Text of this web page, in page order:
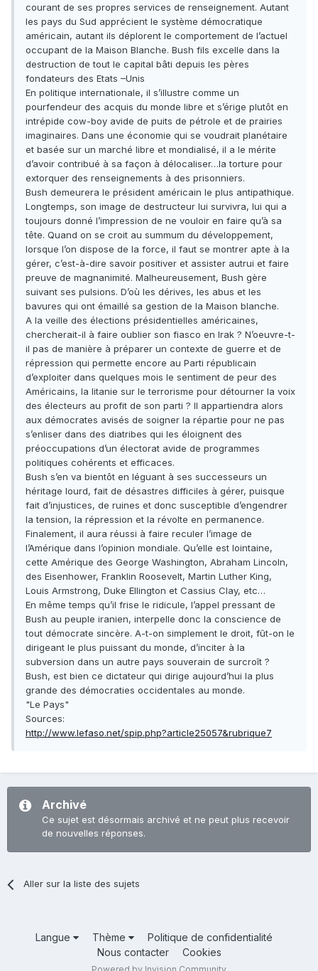
courant de ses propres services de renseignement. Autant
les pays du Sud apprécient le système démocratique
américain, autant ils déplorent le comportement de l’actuel
occupant de la Maison Blanche. Bush fils excelle dans la
destruction de tout le capital bâti depuis les pères
fondateurs des Etats –Unis
En politique internationale, il s’illustre comme un
pourfendeur des acquis du monde libre et s’érige plutôt en
intrépide cow-boy avide de puits de pétrole et de prairies
imaginaires. Dans une économie qui se voudrait planétaire
et basée sur un marché libre et mondialisé, il a le mérite
d’avoir contribué à sa façon à délocaliser…la torture pour
extorquer des renseignements à des prisonniers.
Bush demeurera le président américain le plus antipathique.
Longtemps, son image de destructeur lui survivra, lui qui a
toujours donné l’impression de ne vouloir en faire qu’à sa
tête. Quand on se croit au summum du développement,
lorsque l’on dispose de la force, il faut se montrer apte à la
gérer, c’est-à-dire savoir positiver et assister autrui et faire
preuve de magnanimité. Malheureusement, Bush gère
suivant ses pulsions. D’où les dérives, les abus et les
bavures qui ont émaillé sa gestion de la Maison blanche.
A la veille des élections présidentielles américaines,
chercherait-il à faire oublier son fiasco en Irak ? N’oeuvre-t-
il pas de manière à préparer un contexte de guerre et de
répression qui permette encore au Parti républicain
d’exploiter dans quelques mois le sentiment de peur des
Américains, la litanie sur le terrorisme pour détourner la voix
des électeurs au profit de son parti ? Il appartiendra alors
aux démocrates avisés de soigner la répartie pour ne pas
s’enliser dans des diatribes qui les éloignent des
préoccupations d’un électorat avide de programmes
politiques cohérents et efficaces.
Bush s’en va bientôt en léguant à ses successeurs un
héritage lourd, fait de désastres difficiles à gérer, puisque
fait d’injustices, de ruines et donc susceptible d’engendrer
la tension, la répression et la révolte en permanence.
Finalement, il aura réussi à faire reculer l’image de
l’Amérique dans l’opinion mondiale. Qu’elle est lointaine,
cette Amérique des George Washington, Abraham Lincoln,
des Eisenhower, Franklin Roosevelt, Martin Luther King,
Louis Armstrong, Duke Ellington et Cassius Clay, etc…
En même temps qu’il frise le ridicule, l’appel pressant de
Bush au peuple iranien, interpelle donc la conscience de
tout démocrate sincère. A-t-on simplement le droit, fût-on le
dirigeant le plus puissant du monde, d’inciter à la
subversion dans un autre pays souverain de surcroît ?
Bush, est bien ce dictateur qui dirige aujourd’hui la plus
grande des démocraties occidentales au monde.
"Le Pays"
Sources:
http://www.lefaso.net/spip.php?article25057&rubrique7
Archivé
Ce sujet est désormais archivé et ne peut plus recevoir
de nouvelles réponses.
Aller sur la liste des sujets
Langue Thème
Politique de confidentialité
Nous contacter
Cookies